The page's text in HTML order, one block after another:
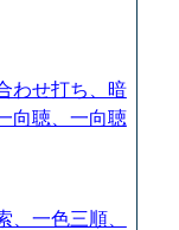
わせ打ち、暗
向聴、一向聴
、一色三順、